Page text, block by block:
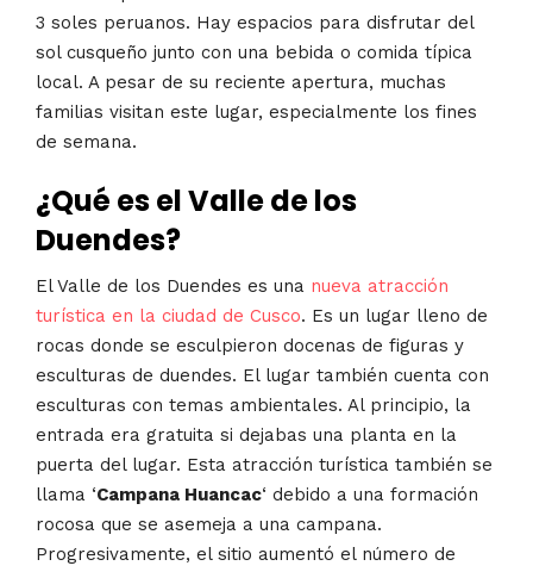
3 soles peruanos. Hay espacios para disfrutar del
sol cusqueño junto con una bebida o comida típica
local. A pesar de su reciente apertura, muchas
familias visitan este lugar, especialmente los fines
de semana.
¿Qué es el Valle de los
Duendes?
El Valle de los Duendes es una nueva atracción
turística en la ciudad de Cusco. Es un lugar lleno de
rocas donde se esculpieron docenas de figuras y
esculturas de duendes. El lugar también cuenta con
esculturas con temas ambientales. Al principio, la
entrada era gratuita si dejabas una planta en la
puerta del lugar. Esta atracción turística también se
llama ‘Campana Huancac‘ debido a una formación
rocosa que se asemeja a una campana.
Progresivamente, el sitio aumentó el número de